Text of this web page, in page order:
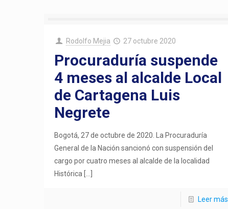
Rodolfo Mejia 27 octubre 2020
Procuraduría suspende
4 meses al alcalde Local
de Cartagena Luis
Negrete
Bogotá, 27 de octubre de 2020. La Procuraduría
General de la Nación sancionó con suspensión del
cargo por cuatro meses al alcalde de la localidad
Histórica
Leer más